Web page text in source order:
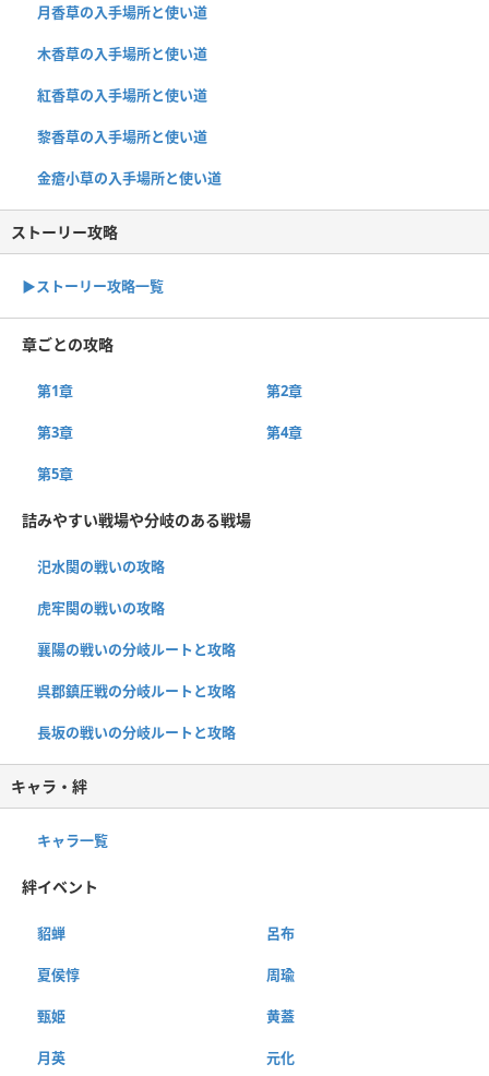
月香草の入手場所と使い道
木香草の入手場所と使い道
紅香草の入手場所と使い道
黎香草の入手場所と使い道
金瘡小草の入手場所と使い道
ストーリー攻略
▶︎ストーリー攻略一覧
章ごとの攻略
第1章 第2章
第3章 第4章
第5章
詰みやすい戦場や分岐のある戦場
汜水関の戦いの攻略
虎牢関の戦いの攻略
襄陽の戦いの分岐ルートと攻略
呉郡鎮圧戦の分岐ルートと攻略
長坂の戦いの分岐ルートと攻略
キャラ・絆
キャラ一覧
絆イベント
貂蝉 呂布
夏侯惇 周瑜
甄姫 黄蓋
月英 元化